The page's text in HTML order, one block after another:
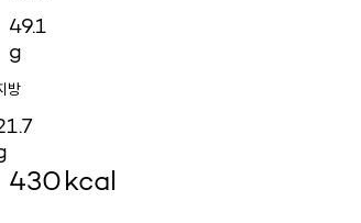
49.1
g
방
430kcal